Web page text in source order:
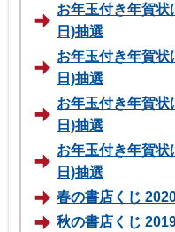
お年玉付き年賀
日)抽選
お年玉付き年賀
日)抽選
お年玉付き年賀
日)抽選
お年玉付き年賀
日)抽選
春の書店くじ
秋の書店くじ